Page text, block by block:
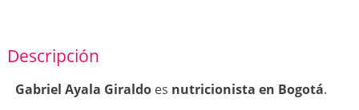
Descripción
Gabriel Ayala Giraldoes nutricionista en Bogotá.